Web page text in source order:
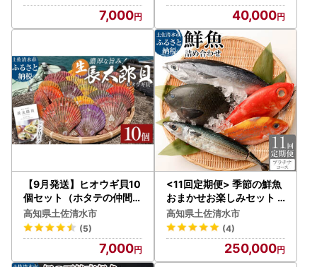
達は休止しておりますのでご注意ください。（現在、速達・
書留の配達は対応しております。）
※当市から発送する申請書の到着を待たずに、ご自身で先に
様式をダウンロードしてお送りいただく場合も受付しており
ます。
【年末年始のお礼品の配送状況について】
積雪や交通渋滞でご指定日にお届けできない場合がありま
す。
遅延が発生した場合、指定日に到着しなくとも賞味期限内に
到着した場合は、再送はいたしかねますのでご了承くださ
い。
※上記だけでなく、年末年始は申込みが急激に増えるため、
7,000
Q アウトドア キャンプ お
祝い【R01671】40,000
【9月発送】ヒオウギ貝10
個セット（ホタテの仲間）
アウトドア キャンプ 海鮮
BBQ 魚貝 生 貝殻付 活 貝
柱 酒蒸し バーベキュー【
高知県土佐清水市
(5)
7,000
<11回定期便> 季節の鮮魚
おまかせお楽しみセット
（プラチナコース） 【J0
0054】
高知県土佐清水市
(4)
250,000